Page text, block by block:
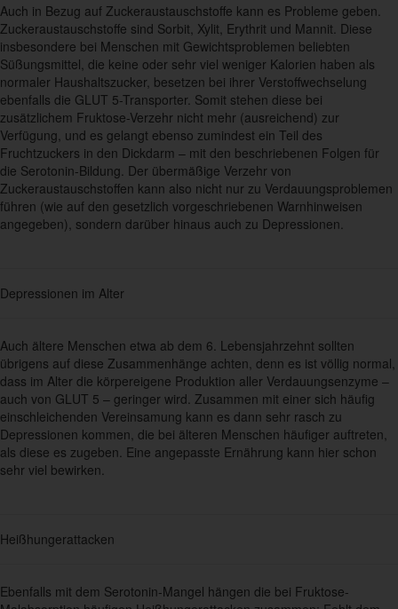
Auch in Bezug auf Zuckeraustauschstoffe kann es Probleme geben.
Zuckeraustauschstoffe sind Sorbit, Xylit, Erythrit und Mannit. Diese
insbesondere bei Menschen mit Gewichtsproblemen beliebten
Süßungsmittel, die keine oder sehr viel weniger Kalorien haben als
normaler Haushaltszucker, besetzen bei ihrer Verstoffwechselung
ebenfalls die GLUT 5-Transporter. Somit stehen diese bei
zusätzlichem Fruktose-Verzehr nicht mehr (ausreichend) zur
Verfügung, und es gelangt ebenso zumindest ein Teil des
Fruchtzuckers in den Dickdarm – mit den beschriebenen Folgen für
die Serotonin-Bildung. Der übermäßige Verzehr von
Zuckeraustauschstoffen kann also nicht nur zu Verdauungsproblemen
führen (wie auf den gesetzlich vorgeschriebenen Warnhinweisen
angegeben), sondern darüber hinaus auch zu Depressionen.
Depressionen im Alter
Auch ältere Menschen etwa ab dem 6. Lebensjahrzehnt sollten
übrigens auf diese Zusammenhänge achten, denn es ist völlig normal,
dass im Alter die körpereigene Produktion aller Verdauungsenzyme –
auch von GLUT 5 – geringer wird. Zusammen mit einer sich häufig
einschleichenden Vereinsamung kann es dann sehr rasch zu
Depressionen kommen, die bei älteren Menschen häufiger auftreten,
als diese es zugeben. Eine angepasste Ernährung kann hier schon
sehr viel bewirken.
Heißhungerattacken
Ebenfalls mit dem Serotonin-Mangel hängen die bei Fruktose-